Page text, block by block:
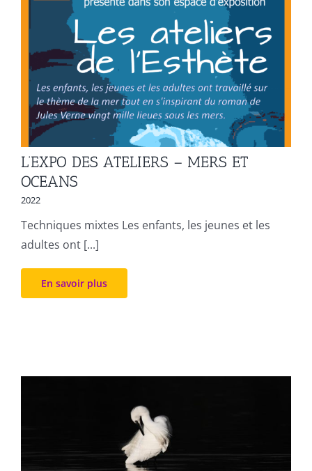
L’EXPO DES ATELIERS – MERS ET
OCEANS
2022
Techniques mixtes Les enfants, les jeunes et les
adultes ont [...]
En savoir plus